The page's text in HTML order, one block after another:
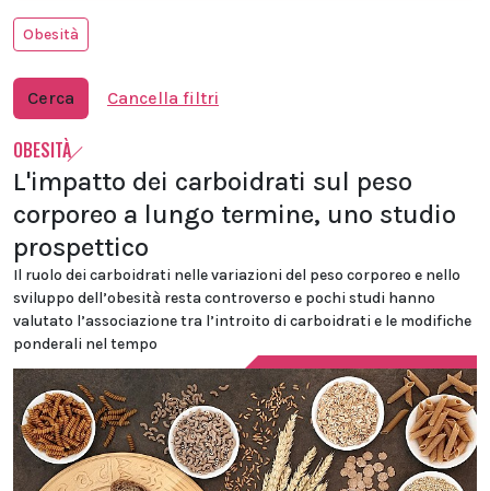
Obesità
Cerca Cancella filtri
OBESITÀ
L'impatto dei carboidrati sul peso
corporeo a lungo termine, uno studio
prospettico
Il ruolo dei carboidrati nelle variazioni del peso corporeo e nello
sviluppo dell’obesità resta controverso e pochi studi hanno
valutato l’associazione tra l’introito di carboidrati e le modifiche
ponderali nel tempo